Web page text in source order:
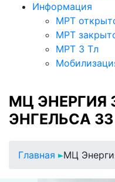
Информация
МРТ
МРТ
МРТ 3 Тл
МЦ ЭНЕРГИЯ
ЭНГЕЛЬСА 33
Главная МЦ